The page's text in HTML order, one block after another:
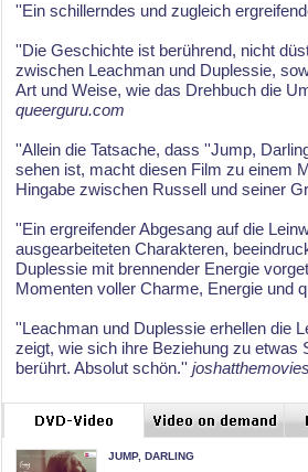
''Ein schillerndes und zugleich
''Die Geschichte ist berührend, nicht
zwischen Leachman und Duplessie,
Art und Weise, wie das Drehbuch die
queerguru.com
''Allein die Tatsache, dass ''Jump,
sehen ist, macht diesen Film zu einem
Hingabe zwischen Russell und seiner
''Ein ergreifender Abgesang auf die
ausgearbeiteten Charakteren,
Duplessie mit brennender Energie
Momenten voller Charme, Energie und
''Leachman und Duplessie erhellen die
zeigt, wie sich ihre Beziehung zu etwas
berührt. Absolut schön.''
JUMP, DARLING